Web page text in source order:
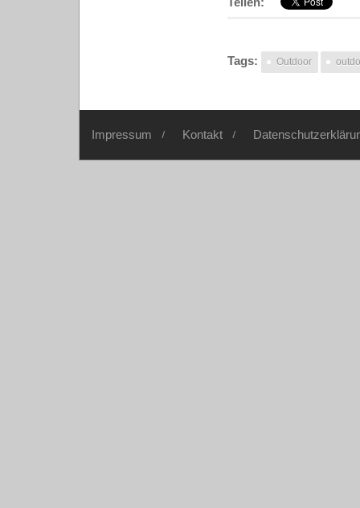
Tags: Outdoor
Impressum Kontakt